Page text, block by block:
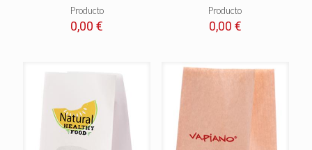
Producto
0,00€
Producto
0,00 €